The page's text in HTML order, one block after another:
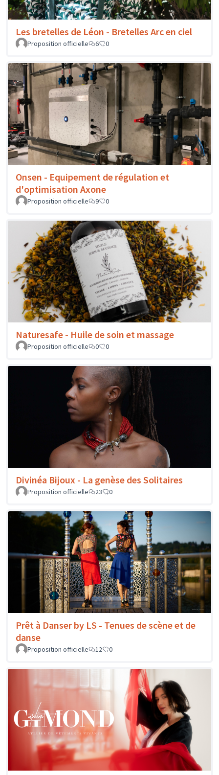
Les bretelles de Léon - Bretelles Arc en ciel
Proposition officielle 6 0
Onsen - Equipement de régulation et
d'optimisation Axone
Proposition officielle 9 0
Naturesafe - Huile de soin et massage
Proposition officielle 0 0
Divinéa Bijoux - La genèse des Solitaires
Proposition officielle 23 0
Prêt à Danser by LS - Tenues de scène et de
danse
Proposition officielle 12 0